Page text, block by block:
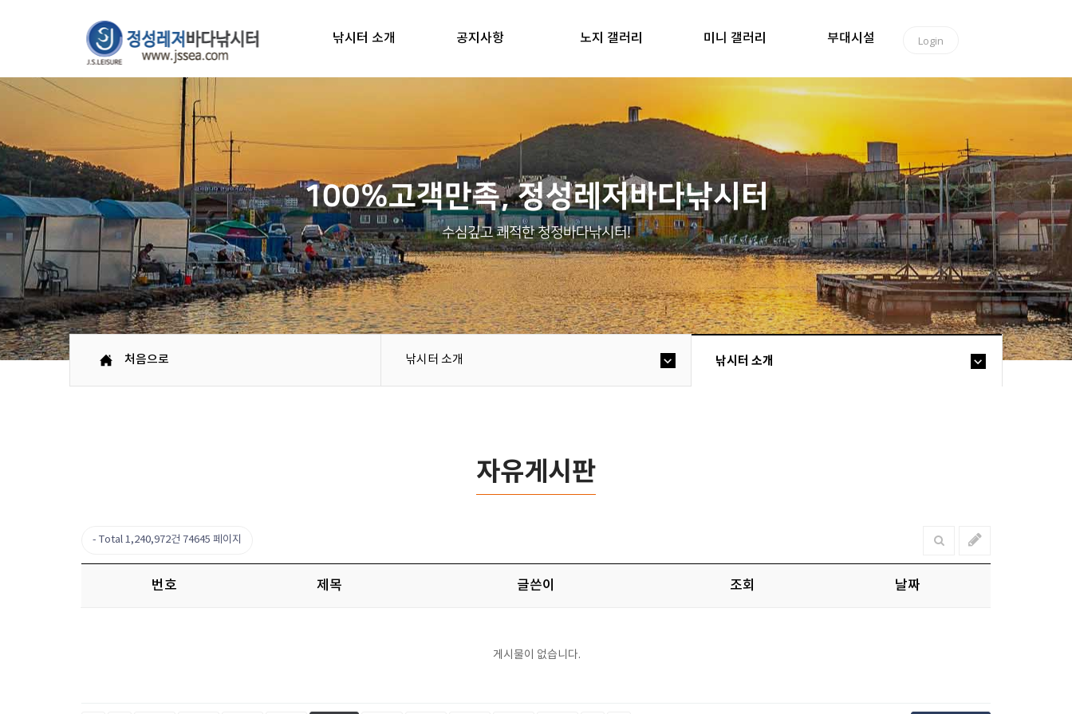
낚시터 소개 공지사항 노지 갤러리 미니 갤러리 부대시설 Login
100%고객만족, 정성레저바다낚시터
수심깊고 쾌적한 청정바다낚시터!
처음으로 낚시터 소개 낚시터 소개
자유게시판
Total 1,240,972건 74645 페이지
번호 제목 글쓴이 조회 날짜
게시물이 없습니다.